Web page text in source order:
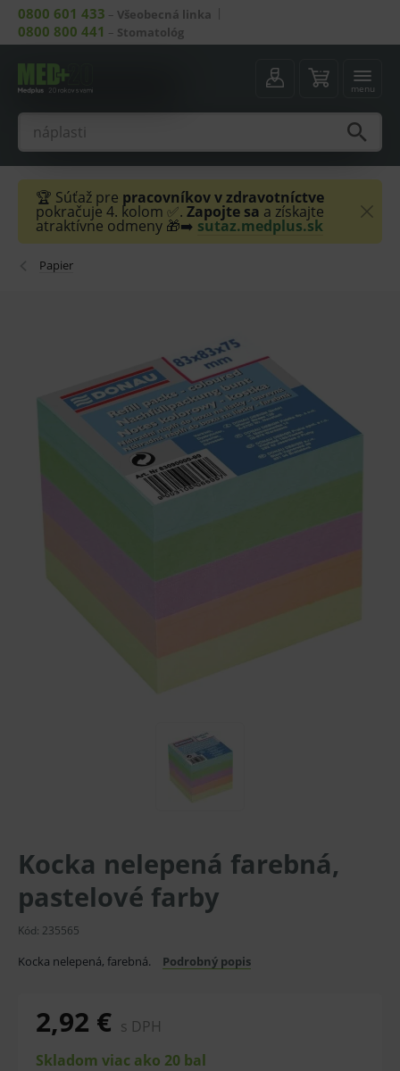
0800 601 433 – Všeobecná linka
0800 800 441 – Stomatológ
menu
🏆 Súťaž pre pracovníkov v zdravotníctve
pokračuje 4. kolom ✅. Zapojte sa a získajte
atraktívne odmeny 🎁➡️ sutaz.medplus.sk
Papier
Kocka nelepená farebná,
pastelové farby
Kód: 235565
Kocka nelepená, farebná. Podrobný popis
2,92 € s DPH
Skladom viac ako 20 bal